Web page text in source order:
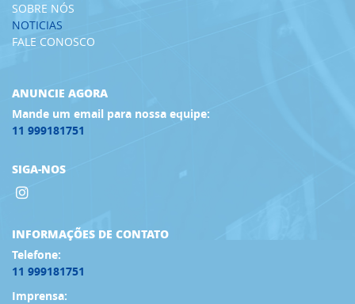
SOBRE NÓS
NOTICIAS
FALE CONOSCO
ANUNCIE AGORA
Mande um email para nossa equipe:
11 999181751
SIGA-NOS
INFORMAÇÕES DE CONTATO
Telefone:
11 999181751
Imprensa: